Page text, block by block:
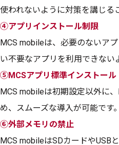
使われないように対策を講じる
④アプリインストール制限
MCS mobileは、必要のないア
い不要なアプリを利用できな
⑤MCSアプリ標準インストール
MCS mobileは初期設定以外に
め、スムーズな導入が可能です。
⑥外部メモリの禁止
MCS mobileはSDカードやUSB